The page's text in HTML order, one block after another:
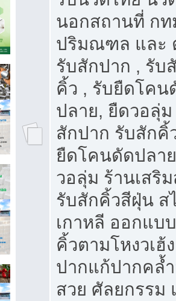
นอกสถานที่ กท
ปริมณฑล และ
รับสักปาก , รับ
คิ้ว , รับยืดโคน
ปลาย, ยืดวอลุ่ม
สักปาก รับสักคิ้
ยืดโคนดัดปลา
วอลุ่ม ร้านเสริ
รับสักคิ้วสีฝุ่น ส
เกาหลี ออกแบ
คิ้วตามโหงวเฮ้
ปากแก้ปากคล้
สวย ศัลยกรรม